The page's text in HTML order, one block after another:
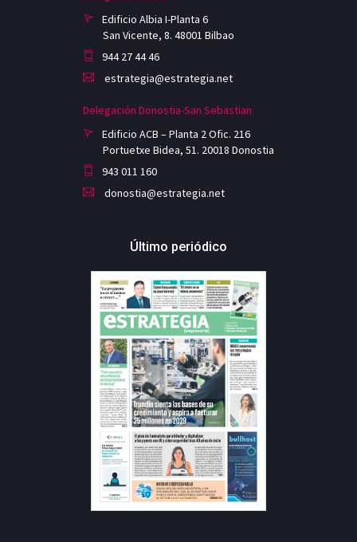
Edificio Albia I-Planta 6
San Vicente, 8. 48001 Bilbao
944 27 44 46
estrategia@estrategia.net
Delegación Donostia-San Sebastian
Edificio ACB – Planta 2 Ofic. 216
Portuetxe Bidea, 51. 20018 Donostia
943 011 160
donostia@estrategia.net
Último periódico